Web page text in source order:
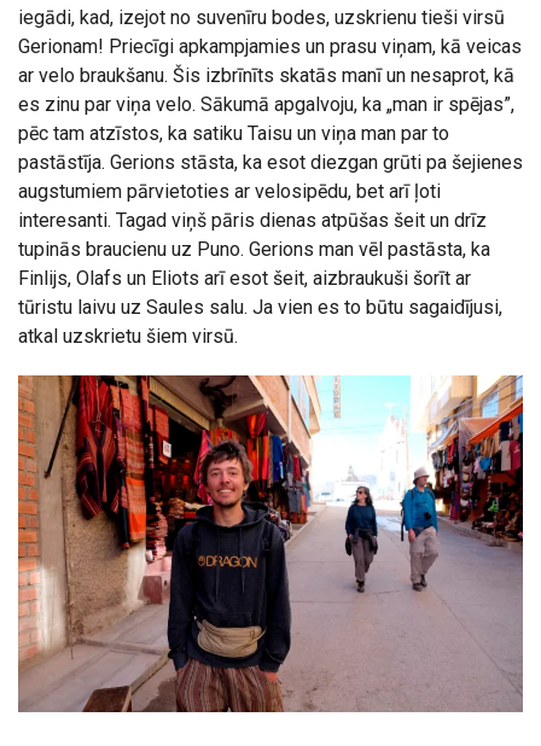
iegādi, kad, izejot no suvenīru bodes, uzskrienu tieši virsū
Gerionam! Priecīgi apkampjamies un prasu viņam, kā veicas
ar velo braukšanu. Šis izbrīnīts skatās manī un nesaprot, kā
es zinu par viņa velo. Sākumā apgalvoju, ka „man ir spējas”,
pēc tam atzīstos, ka satiku Taisu un viņa man par to
pastāstīja. Gerions stāsta, ka esot diezgan grūti pa šejienes
augstumiem pārvietoties ar velosipēdu, bet arī ļoti
interesanti. Tagad viņš pāris dienas atpūšas šeit un drīz
tupinās braucienu uz Puno. Gerions man vēl pastāsta, ka
Finlijs, Olafs un Eliots arī esot šeit, aizbraukuši šorīt ar
tūristu laivu uz Saules salu. Ja vien es to būtu sagaidījusi,
atkal uzskrietu šiem virsū.